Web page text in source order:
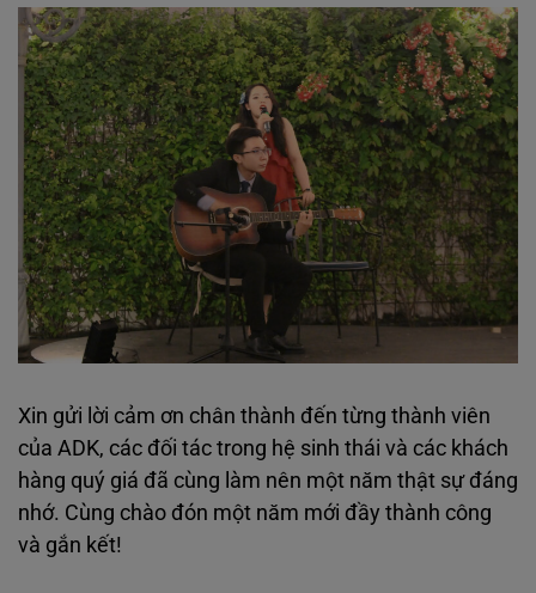
Xin gửi lời cảm ơn chân thành đến từng thành viên
của ADK, các đối tác trong hệ sinh thái và các khách
hàng quý giá đã cùng làm nên một năm thật sự đáng
nhớ. Cùng chào đón một năm mới đầy thành công
và gắn kết!